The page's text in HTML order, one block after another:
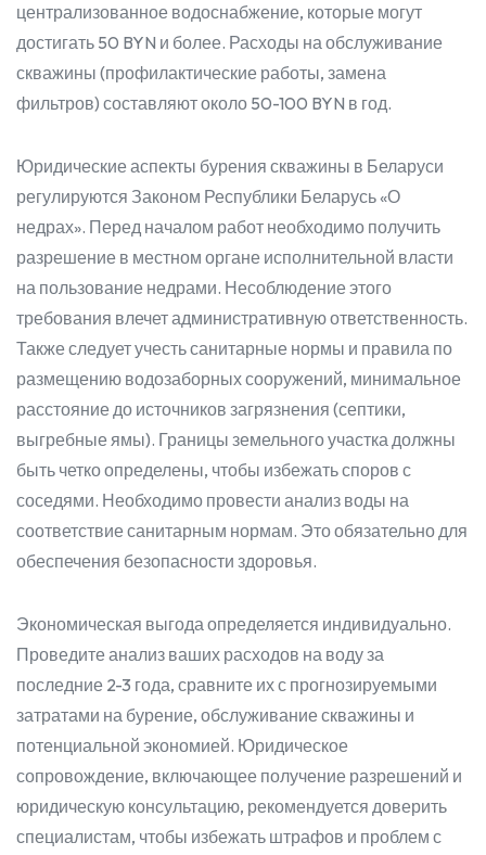
централизованное водоснабжение, которые могут
достигать 50 BYN и более. Расходы на обслуживание
скважины (профилактические работы, замена
фильтров) составляют около 50-100 BYN в год.
Юридические аспекты бурения скважины в Беларуси
регулируются Законом Республики Беларусь «О
недрах». Перед началом работ необходимо получить
разрешение в местном органе исполнительной власти
на пользование недрами. Несоблюдение этого
требования влечет административную ответственность.
Также следует учесть санитарные нормы и правила по
размещению водозаборных сооружений, минимальное
расстояние до источников загрязнения (септики,
выгребные ямы). Границы земельного участка должны
быть четко определены, чтобы избежать споров с
соседями. Необходимо провести анализ воды на
соответствие санитарным нормам. Это обязательно для
обеспечения безопасности здоровья.
Экономическая выгода определяется индивидуально.
Проведите анализ ваших расходов на воду за
последние 2-3 года, сравните их с прогнозируемыми
затратами на бурение, обслуживание скважины и
потенциальной экономией. Юридическое
сопровождение, включающее получение разрешений и
юридическую консультацию, рекомендуется доверить
специалистам, чтобы избежать штрафов и проблем с